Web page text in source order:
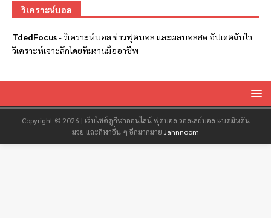
วิเคราะห์บอล
TdedFocus-วิเคราะห์บอล ข่าวฟุตบอล และผลบอลสด อัปเดตฉับไว
วิเคราะห์เจาะลึกโดยทีมงานมืออาชีพ
Copyright © 2026 | เว็บไซต์ดูกีฬาออนไลน์ ฟุตบอล วอลเลย์บอล แบดมินตัน
มวย และกีฬาอื่น ๆ อีกมากมาย Jahnnoom